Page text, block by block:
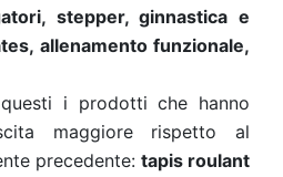
stepper, ginnastica e
allenamento funzionale,
i prodotti che hanno
maggiore rispetto al
precedente: tapis roulant